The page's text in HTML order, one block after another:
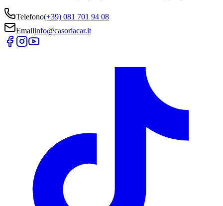
Telefono(+39) 081 701 94 08
Emailinfo@casoriacar.it